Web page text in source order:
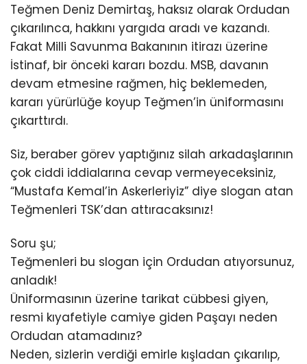
Teğmen Deniz Demirtaş, haksız olarak Ordudan
çıkarılınca, hakkını yargıda aradı ve kazandı.
Fakat Milli Savunma Bakanının itirazı üzerine
İstinaf, bir önceki kararı bozdu. MSB, davanın
devam etmesine rağmen, hiç beklemeden,
kararı yürürlüğe koyup Teğmen’in üniformasını
çıkarttırdı.
Siz, beraber görev yaptığınız silah arkadaşlarının
çok ciddi iddialarına cevap vermeyeceksiniz,
“Mustafa Kemal’in Askerleriyiz” diye slogan atan
Teğmenleri TSK’dan attıracaksınız!
Soru şu;
Teğmenleri bu slogan için Ordudan atıyorsunuz,
anladık!
Üniformasının üzerine tarikat cübbesi giyen,
resmi kıyafetiyle camiye giden Paşayı neden
Ordudan atamadınız?
Neden, sizlerin verdiği emirle kışladan çıkarılıp,